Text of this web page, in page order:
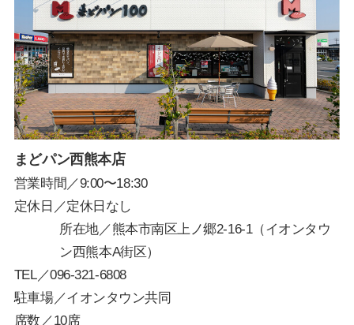
まどパン西熊本店
営業時間／9:00〜18:30
定休日／定休日なし
所在地／熊本市南区上ノ郷2-16-1（イオンタウ
ン西熊本A街区）
TEL／096-321-6808
駐車場／イオンタウン共同
席数／10席